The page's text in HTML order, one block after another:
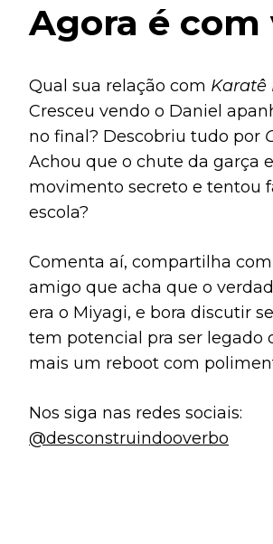
Agora é com
Qual sua relação com Karatê
Cresceu vendo o Daniel
no final? Descobriu tudo por
Achou que o chute da garça
movimento secreto e tentou
escola?
Comenta aí, compartilha
amigo que acha que o
era o Miyagi, e bora discutir se
tem potencial pra ser legado
mais um reboot com
Nos siga nas redes sociais:
@desconstruindooverbo